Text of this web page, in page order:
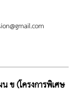
ข (โครงการพิเศษ